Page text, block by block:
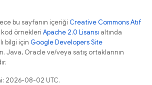
bu sayfanın içeriği Creative Commons Atıf
kod örnekleri Apache 2.0 Lisansı altında
bilgi için Google Developers Site
Java, Oracle ve/veya satış ortaklarının
2026-08-02 UTC.